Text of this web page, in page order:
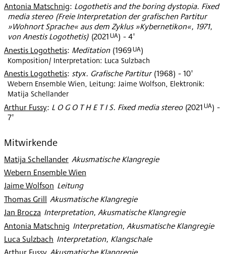
Antonia Matschnig: Logothetis and the boring dystopia. Fixed
media stereo (Freie Interpretation der grafischen Partitur
»Wohnort Sprache« aus dem Zyklus »Kybernetikon«, 1971,
von Anestis Logothetis) (2021 UA) - 4'
Anestis Logothetis: Meditation (1969UA)
Komposition/ Interpretation: Luca Sulzbach
Anestis Logothetis: styx. Grafische Partitur (1968) - 10'
Webern Ensemble Wien, Leitung: Jaime Wolfson, Elektronik:
Matija Schellander
Arthur Fussy: L O G O T H E T I S. Fixed media stereo (2021 UA) -
7'
Mitwirkende
Matija Schellander
: Akusmatische Klangregie
Webern Ensemble Wien
Jaime Wolfson: Leitung
Thomas Grill: Akusmatische Klangregie
Jan Brocza: Interpretation, Akusmatische Klangregie
Antonia Matschnig: Interpretation, Akusmatische Klangregie
Luca Sulzbach: Interpretation, Klangschale